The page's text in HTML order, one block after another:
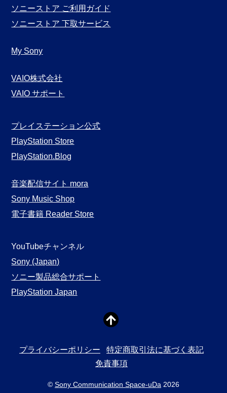
ソニーストア ご利用ガイド
ソニーストア 下取サービス
My Sony
VAIO株式会社
VAIO サポート
プレイステーション公式
PlayStation Store
PlayStation.Blog
音楽配信サイト mora
Sony Music Shop
電子書籍 Reader Store
YouTubeチャンネル
Sony (Japan)
ソニー製品総合サポート
PlayStation Japan
プライバシーポリシー
特定商取引法に基づく表記
免責事項
© Sony Communication Space-uDa 2026